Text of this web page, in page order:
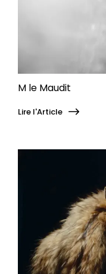
M le Maudit
Lire l'Article